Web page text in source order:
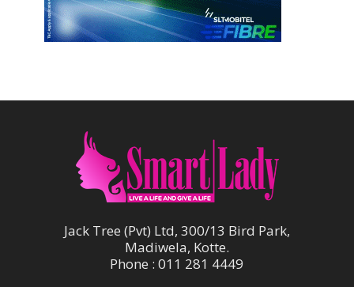
Jack Tree (Pvt) Ltd, 300/13 Bird Park,
Madiwela, Kotte.
Phone : 011 281 4449